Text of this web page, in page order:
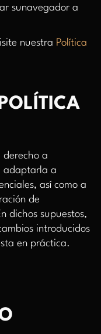
sunavegador a
nuestra Política
derecho a
adaptarla a
así como a
de
dichos supuestos,
introducidos
en práctica.